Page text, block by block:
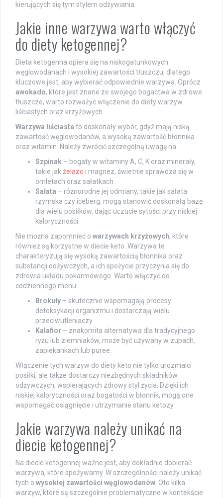
kierujących się tym stylem odżywiania.
Jakie inne warzywa warto włączyć
do diety ketogennej?
Dieta ketogenna opiera się na niskogatunkowych
węglowodanach i wysokiej zawartości tłuszczu, dlatego
kluczowe jest, aby wybierać odpowiednie warzywa. Oprócz
awokado, które jest znane ze swojego bogactwa w zdrowe
tłuszcze, warto rozważyć włączenie do diety warzyw
liściastych oraz krzyżowych.
Warzywa liściasteto doskonały wybór, gdyż mają niską
zawartość węglowodanów, a wysoką zawartość błonnika
oraz witamin. Należy zwrócić szczególną uwagę na:
Szpinak – bogaty w witaminy A, C, K oraz minerały,
takie jakżelazo i magnez, świetnie sprawdza się w
omletach oraz sałatkach.
Sałata – różnorodne jej odmiany, takie jak sałata
rzymska czy iceberg, mogą stanowić doskonałą bazę
dla wielu posiłków, dając uczucie sytości przy niskiej
kaloryczności.
Nie można zapomnieć o warzywach krzyżowych, które
również są korzystne w diecie keto. Warzywa te
charakteryzują się wysoką zawartością błonnika oraz
substancji odżywczych, a ich spożycie przyczynia się do
zdrowia układu pokarmowego. Warto włączyć do
codziennego menu:
Brokuły – skutecznie wspomagają procesy
detoksykacji organizmu i dostarczają wielu
przeciwutleniaczy.
Kalafior – znakomita alternatywa dla tradycyjnego
ryżu lub ziemniaków, może być używany w zupach,
zapiekankach lub puree.
Włączenie tych warzyw do diety keto nie tylko urozmaici
posiłki, ale także dostarczy niezbędnych składników
odżywczych, wspierających zdrowy styl życia. Dzięki ich
niskiej kaloryczności oraz bogatości w błonnik, mogą one
wspomagać osiągnięcie i utrzymanie stanu ketozy.
Jakie warzywa należy unikać na
diecie ketogennej?
Na diecie ketogennej ważne jest, aby dokładnie dobierać
warzywa, które spożywamy. W szczególności należy unikać
tych o wysokiej zawartości węglowodanów. Oto kilka
warzyw, które są szczególnie problematyczne w kontekście